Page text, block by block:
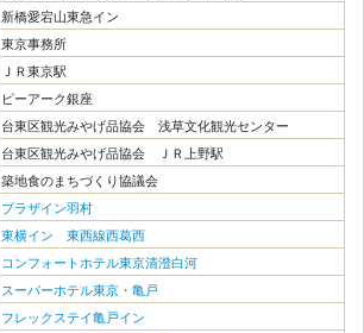
新橋愛宕山東急イン
東京事務所
ＪＲ東京駅
ピーアーク銀座
台東区観光みやげ品協会 浅草文化観光センター
台東区観光みやげ品協会 ＪＲ上野駅
築地食のまちづくり協議会
プラザイン羽村
東横イン 東西線西葛西
コンフォートホテル東京清澄白河
スーパーホテル東京・亀戸
フレックステイ亀戸イン